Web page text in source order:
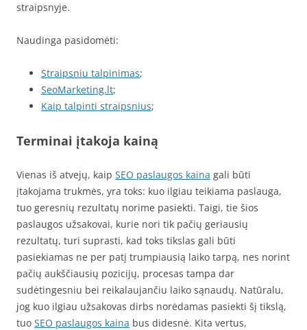
straipsnyje.
Naudinga pasidomėti:
Straipsniu talpinimas;
SeoMarketing.lt;
Kaip talpinti straipsnius;
Terminai įtakoja kainą
Vienas iš atvejų, kaip SEO paslaugos kaina gali būti
įtakojama trukmės, yra toks: kuo ilgiau teikiama paslauga,
tuo geresnių rezultatų norime pasiekti. Taigi, tie šios
paslaugos užsakovai, kurie nori tik pačių geriausių
rezultatų, turi suprasti, kad toks tikslas gali būti
pasiekiamas ne per patį trumpiausią laiko tarpą, nes norint
pačių aukščiausių pozicijų, procesas tampa dar
sudėtingesniu bei reikalaujančiu laiko sąnaudų. Natūralu,
jog kuo ilgiau užsakovas dirbs norėdamas pasiekti šį tikslą,
tuo SEO paslaugos kaina bus didesnė. Kita vertus,